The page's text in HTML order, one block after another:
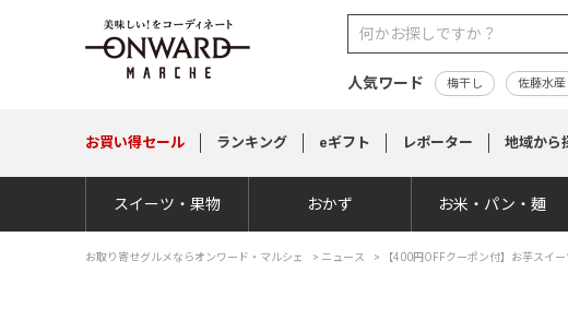
人気ワード 梅干し 佐藤水産
お買い得セール ランキング eギフト レポーター 地域から
スイーツ・果物 おかず お米・パン・麺
お取り寄せグルメならオンワード・マルシェ > ニュース > 【400円OFFクーポン付】お芋スイー